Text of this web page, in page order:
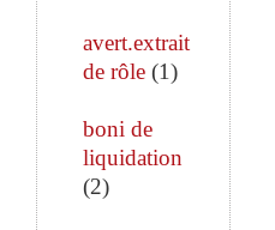
avert.extrait
de rôle (1)
boni de
liquidation
(2)